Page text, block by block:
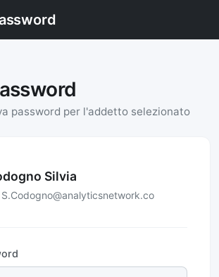
password per l'addetto selezionato
Silvia
S.Codogno@analyticsnetwork.co